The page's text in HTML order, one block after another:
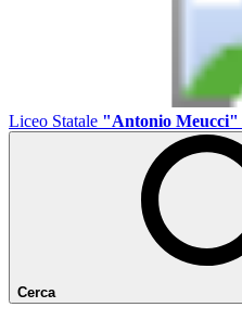
Liceo Statale "Antonio Meucci"
Cerca